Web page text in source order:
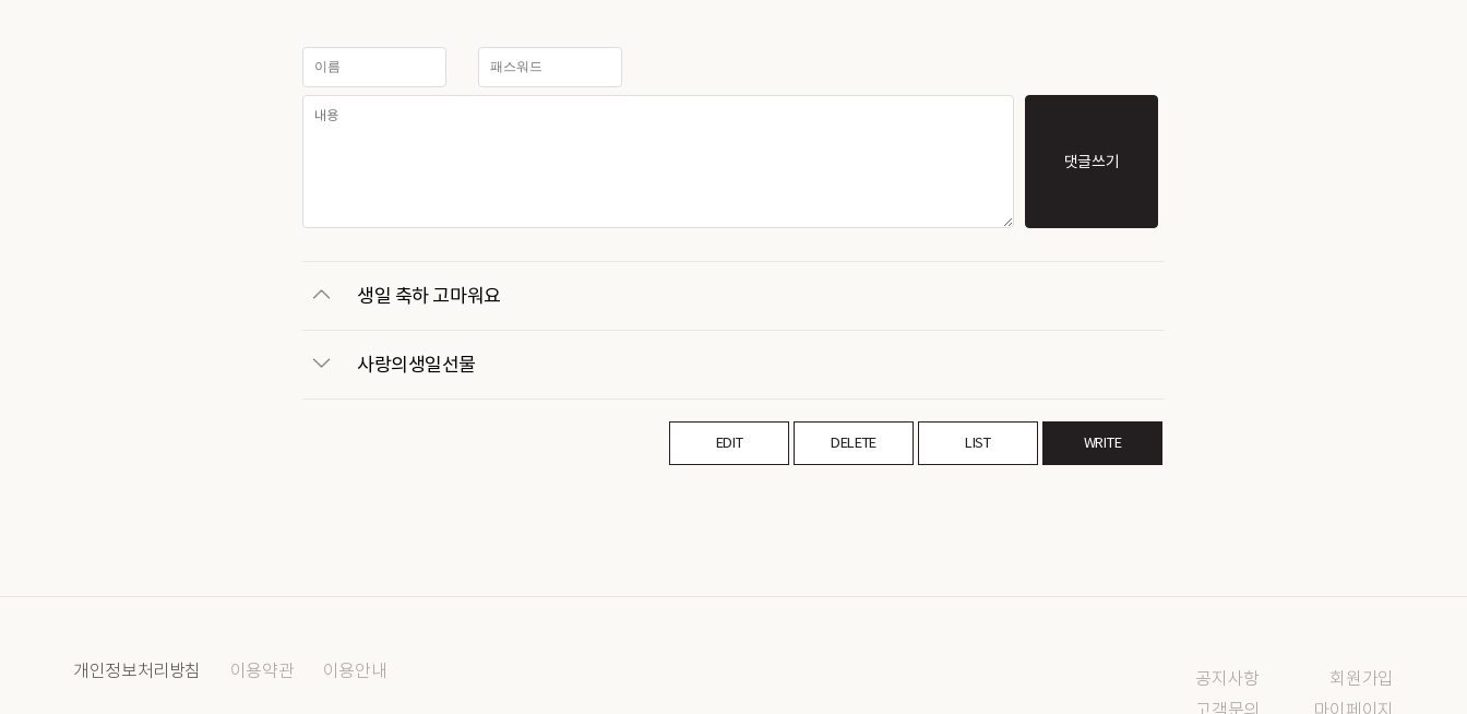
댓글쓰기
생일 축하 고마워요
사랑의생일선물
EDIT DELETE LIST WRITE
개인정보처리방침 이용약관 이용안내
공지사항
고객문의
회원가입
마이페이지